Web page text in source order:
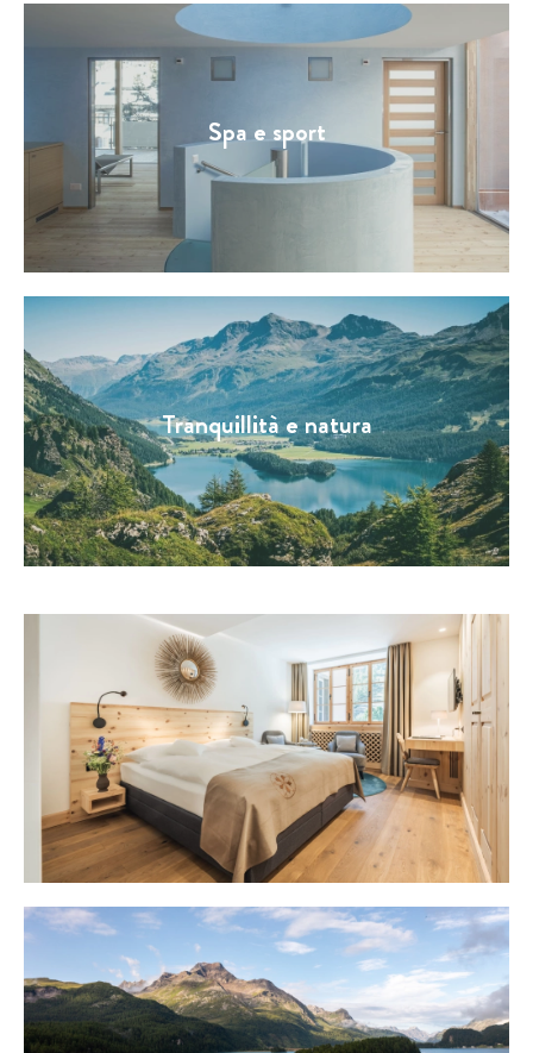
Spa e sport
Tranquillità e natura